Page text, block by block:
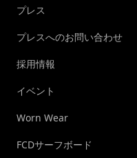
プレス
プレスへのお問い合わせ
採用情報
イベント
Worn Wear
FCDサーフボード